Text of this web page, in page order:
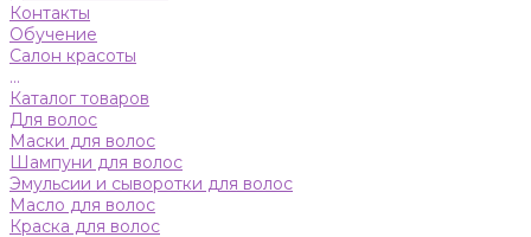
Контакты
Обучение
Салон красоты
...
Каталог товаров
Для волос
Маски для волос
Шампуни для волос
Эмульсии и сыворотки для волос
Масло для волос
Краска для волос